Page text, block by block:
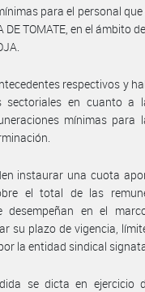
para el personal que
DE TOMATE, en el ámbito
respectivos y
sectoriales en cuanto a
mínimas para
instaurar una cuota
el total de las
desempeñan en el
su plazo de vigencia,
la entidad sindical
se dicta en ejercicio